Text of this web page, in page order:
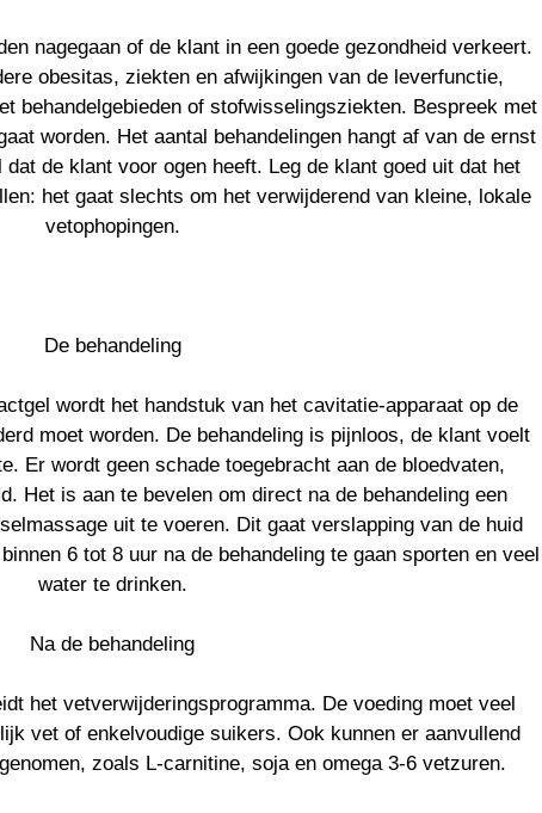
nagegaan of de klant in een goede gezondheid verkeert.
obesitas, ziekten en afwijkingen van de leverfunctie,
behandelgebieden of stofwisselingsziekten. Bespreek met
worden. Het aantal behandelingen hangt af van de ernst
de klant voor ogen heeft. Leg de klant goed uit dat het
het gaat slechts om het verwijderend van kleine, lokale
vetophopingen.
De behandeling
wordt het handstuk van het cavitatie-apparaat op de
moet worden. De behandeling is pijnloos, de klant voelt
Er wordt geen schade toegebracht aan de bloedvaten,
Het is aan te bevelen om direct na de behandeling een
uit te voeren. Dit gaat verslapping van de huid
6 tot 8 uur na de behandeling te gaan sporten en veel
water te drinken.
Na de behandeling
het vetverwijderingsprogramma. De voeding moet veel
vet of enkelvoudige suikers. Ook kunnen er aanvullend
zoals L-carnitine, soja en omega 3-6 vetzuren.